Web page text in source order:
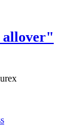
allover"